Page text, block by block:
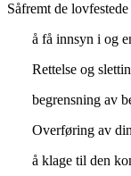
Såfremt de
å få innsyn i og
Rettelse og
begrensning av
Overføring av
å klage til den